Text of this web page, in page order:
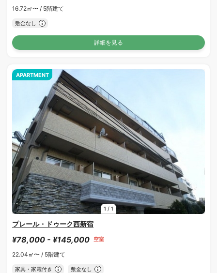
16.72㎡〜 / 5階建て
敷金なし
詳細を見る
1 / 1
APARTMENT
プレール・ドゥーク西新宿
¥78,000 - ¥145,000 空室
22.04㎡〜 / 5階建て
家具・家電付き 敷金なし